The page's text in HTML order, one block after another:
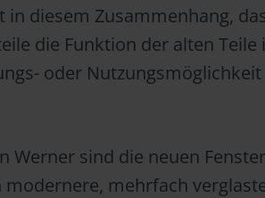
in diesem Zusammenhang,
die Funktion der alten
oder
Werner sind die neuen
modernere, mehrfach